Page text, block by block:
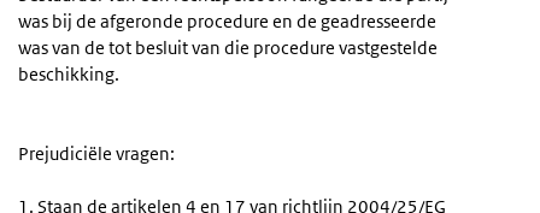
was bij de afgeronde procedure en de geadresseerde
was van de tot besluit van die procedure vastgestelde
beschikking.
Prejudiciële vragen:
1. Staan de artikelen 4 en 17 van richtlijn 2004/25/EG